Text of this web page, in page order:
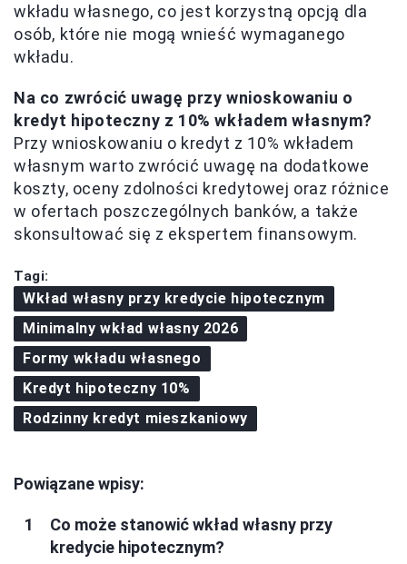
wkładu własnego, co jest korzystną opcją dla
osób, które nie mogą wnieść wymaganego
wkładu.
Na co zwrócić uwagę przy wnioskowaniu o
kredyt hipoteczny z 10% wkładem własnym?
Przy wnioskowaniu o kredyt z 10% wkładem
własnym warto zwrócić uwagę na dodatkowe
koszty, oceny zdolności kredytowej oraz różnice
w ofertach poszczególnych banków, a także
skonsultować się z ekspertem finansowym.
Tagi:
Wkład własny przy kredycie hipotecznym
Minimalny wkład własny 2026
Formy wkładu własnego
Kredyt hipoteczny 10%
Rodzinny kredyt mieszkaniowy
Powiązane wpisy:
Co może stanowić wkład własny przy
kredycie hipotecznym?